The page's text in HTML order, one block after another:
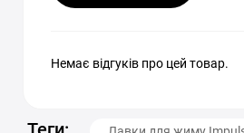
Немає відгуків про цей товар.